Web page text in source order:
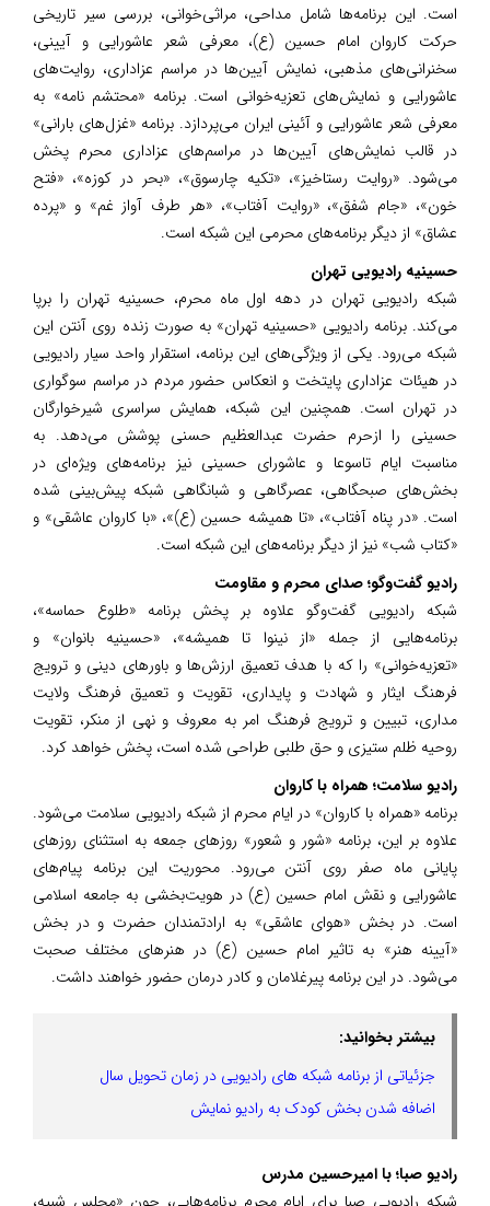
است. این برنامه‌ها شامل مداحی، مراثی‌خوانی، بررسی سیر تاریخی
حرکت کاروان امام حسین (ع)، معرفی شعر عاشورایی و آیینی،
سخنرانی‌های مذهبی، نمایش آیین‌ها در مراسم عزاداری، روایت‌های
عاشورایی و نمایش‌های تعزیه‌خوانی است. برنامه «محتشم نامه» به
معرفی شعر عاشورایی و آئینی ایران می‌پردازد. برنامه «غزل‌های بارانی»
در قالب نمایش‌های آیین‌ها در مراسم‌های عزاداری محرم پخش
می‌شود. «روایت رستاخیز»، «تکیه چارسوق»، «بحر در کوزه»، «فتح
خون»، «جام شفق»، «روایت آفتاب»، «هر طرف آواز غم» و «پرده
عشاق» از دیگر برنامه‌های محرمی این شبکه است.
حسینیه رادیویی تهران
شبکه رادیویی تهران در دهه اول ماه محرم، حسینیه تهران را برپا
می‌کند. برنامه رادیویی «حسینیه تهران» به صورت زنده روی آنتن این
شبکه می‌رود. یکی از ویژگی‌های این برنامه، استقرار واحد سیار رادیویی
در هیئات عزاداری پایتخت و انعکاس حضور مردم در مراسم سوگواری
در تهران است. همچنین این شبکه، همایش سراسری شیرخوارگان
حسینی را ازحرم حضرت عبدالعظیم حسنی پوشش می‌دهد. به
مناسبت ایام تاسوعا و عاشورای حسینی نیز برنامه‌های ویژه‌ای در
بخش‌های صبحگاهی، عصرگاهی و شبانگاهی شبکه پیش‌بینی شده
است. «در پناه آفتاب»، «تا همیشه حسین (ع)»، «با کاروان عاشقی» و
«کتاب شب» نیز از دیگر برنامه‌های این شبکه است.
رادیو گفت‌و‌گو؛ صدای محرم و مقاومت
شبکه رادیویی گفت‌و‌گو علاوه بر پخش برنامه «طلوع حماسه»،
برنامه‌هایی از جمله «از نینوا تا همیشه»، «حسینیه بانوان» و
«تعزیه‌خوانی» را که با هدف تعمیق ارزش‌ها و باور‌های دینی و ترویج
فرهنگ ایثار و شهادت و پایداری، تقویت و تعمیق فرهنگ ولایت
مداری، تبیین و ترویج فرهنگ امر به معروف و نهی از منکر، تقویت
روحیه ظلم ستیزی و حق طلبی طراحی شده است، پخش خواهد کرد.
رادیو سلامت؛ همراه با کاروان
برنامه «همراه با کاروان» در ایام محرم از شبکه رادیویی سلامت می‌شود.
علاوه بر این، برنامه «شور و شعور» روز‌های جمعه به استثنای روز‌های
پایانی ماه صفر روی آنتن می‌رود. محوریت این برنامه پیام‌های
عاشورایی و نقش امام حسین (ع) در هویت‌بخشی به جامعه اسلامی
است. در بخش «هوای عاشقی» به ارادتمندان حضرت و در بخش
«آیینه هنر» به تاثیر امام حسین (ع) در هنر‌های مختلف صحبت
می‌شود. در این برنامه پیرغلامان و کادر درمان حضور خواهند داشت.
بیشتر بخوانید:
جزئیاتی از برنامه‌ شبکه های رادیویی در زمان تحویل سال
اضافه شدن بخش کودک به رادیو نمایش
رادیو صبا؛ با امیرحسین مدرس